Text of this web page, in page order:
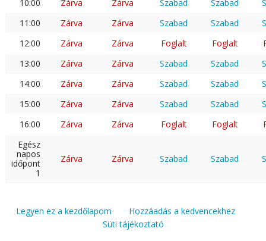
10:00
Zárva Zárva Szabad Szabad
11:00
Zárva Zárva Szabad Szabad
12:00
Zárva Zárva Foglalt Foglalt
13:00
Zárva Zárva Szabad Szabad
14:00
Zárva Zárva Szabad Szabad
15:00
Zárva Zárva Szabad Szabad
16:00
Zárva Zárva Foglalt Foglalt
Egész
napos
időpont
1
Zárva Zárva Szabad Szabad
Legyen ez a kezdőlapom
Hozzáadás a kedvencekhez
Süti tájékoztató